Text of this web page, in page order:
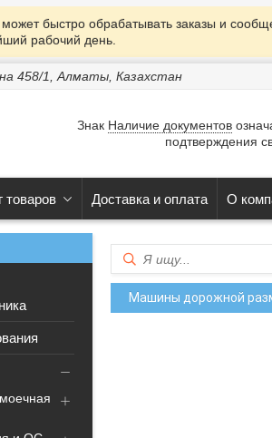
быстро обрабатывать заказы и
рабочий день.
458/1, Алматы, Казахстан
Знак Наличие документов
подтверждения
товаров Доставка и оплата О
Машины дорожной